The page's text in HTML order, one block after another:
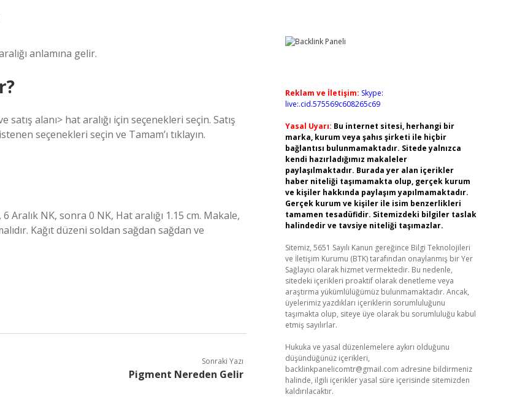
anlamına gelir.
alanı> hat aralığı için seçenekleri seçin. Satış
seçenekleri seçin ve Tamam’ı tıklayın.
NK, sonra 0 NK, Hat aralığı 1.15 cm. Makale,
Kağıt düzeni soldan sağdan sağdan ve
Sonraki Yazı
Pigment Nereden Gelir
Reklam ve İletişim: Skype:
live:.cid.575569c608265c69
Yasal Uyarı: Bu internet sitesi, herhangi bir
marka, kurum veya şahıs şirketi ile hiçbir
bağlantısı bulunmamaktadır. Sitede yalnızca
kendi hazırladığımız makaleler
paylaşılmaktadır. Burada yer alan içerikler
haber niteliği taşımamakta olup, gerçek kurum
ve kişiler hakkında paylaşım yapılmamaktadır.
Gerçek kurum ve kişiler ile isim benzerlikleri
tamamen tesadüfidir. Sitemizdeki bilgiler taslak
halindedir ve tavsiye niteliği taşımazlar.
Sitemiz, 5651 Sayılı Kanun gereğince Bilgi Teknolojileri
ve İletişim Kurumu (BTK) tarafından onaylanmış bir Yer
Sağlayıcı olarak hizmet vermektedir. Bu nedenle,
sitedeki içerikleri proaktif olarak denetleme veya
araştırma yükümlülüğümüz bulunmamaktadır. Ancak,
üyelerimiz yazdıkları içeriklerin sorumluluğunu
taşımakta olup, siteye üye olarak bu sorumluluğu kabul
etmiş sayılırlar.
Hukuka ve yasal düzenlemelere aykırı olduğunu
düşündüğünüz içerikleri,
backlinkpanelicomtr@gmail.com adresine bildirmeniz
halinde, ilgili içerikler yasal süre içerisinde sitemizden
kaldırılacaktır.